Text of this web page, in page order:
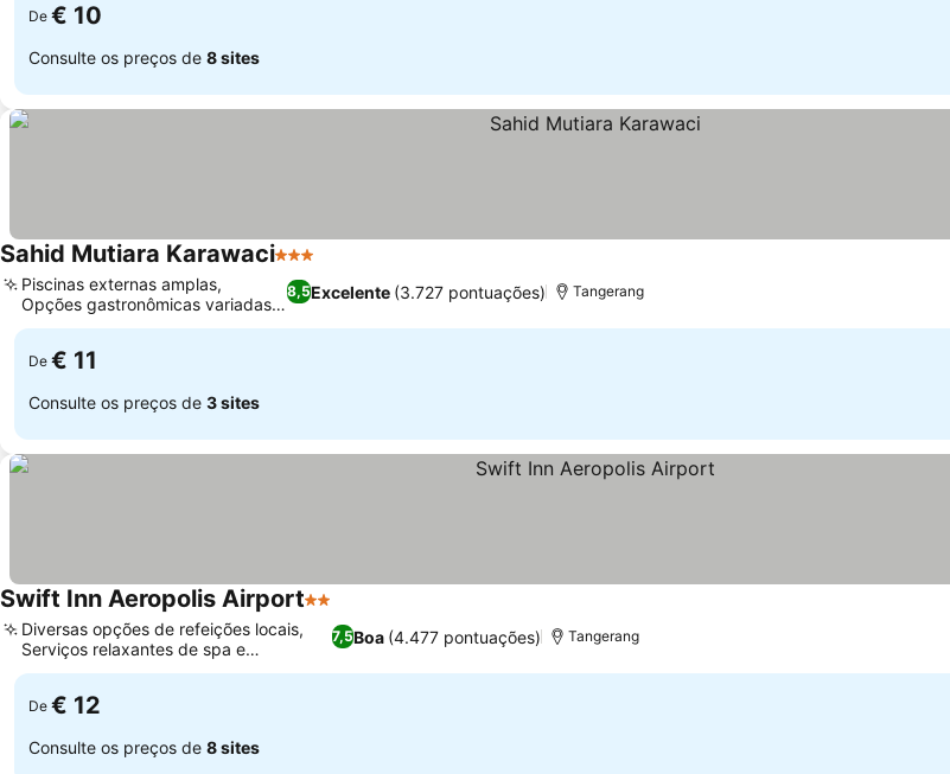
De € 10
Consulte os preços de 8 sites
Sahid Mutiara Karawaci3 Estrelas
8,5Excelente (3.727 pontuações)
Piscinas externas amplas,
Opções gastronômicas variadas
no local
Tangerang
De € 11
Consulte os preços de 3 sites
Swift Inn Aeropolis Airport2 Estrelas
7,5Boa (4.477 pontuações)
Diversas opções de refeições locais,
Serviços relaxantes de spa e
massagem
Tangerang
De € 12
Consulte os preços de 8 sites